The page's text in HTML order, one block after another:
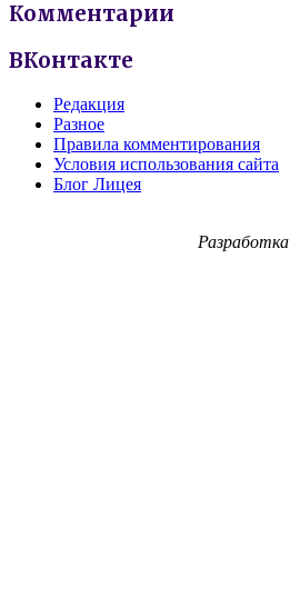
Комментарии
ВКонтакте
Редакция
Разное
Правила комментирования
Условия использования сайта
Блог Лицея
Разработка